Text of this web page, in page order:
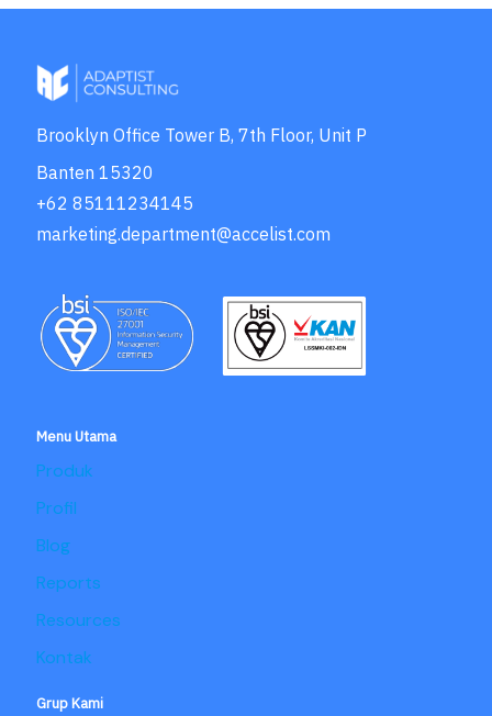
Brooklyn Office Tower B, 7th Floor, Unit P
Banten 15320
+62 85111234145
marketing.department@accelist.com
Menu Utama
Produk
Profil
Blog
Reports
Resources
Kontak
Grup Kami